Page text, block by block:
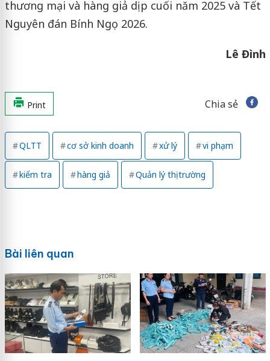
thương mại và hàng giả dịp cuối năm 2025 và Tết
Nguyên đán Bính Ngọ 2026.
Lê Đình
Print Chia sẻ
QLTT cơ sở kinh doanh xử lý vi phạm
kiểm tra hàng giả Quản lý thị trường
Bài liên quan